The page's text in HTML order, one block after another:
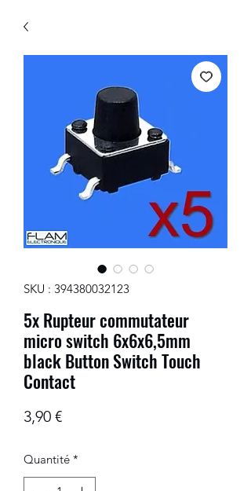
SKU : 394380032123
5x Rupteur commutateur
micro switch 6x6x6,5mm
black Button Switch Touch
Contact
3,90 €Prix
Quantité *